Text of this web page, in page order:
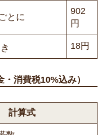
とに
902
円
18円
消費税10%込み）
計算式